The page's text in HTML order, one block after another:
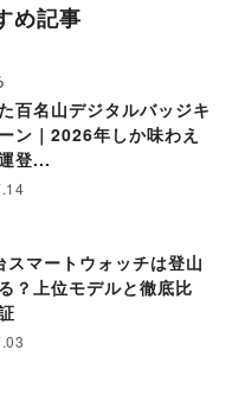
め記事
百名山デジタルバッジキ
ン｜2026年しか味わえ
登...
スマートウォッチは登山
？上位モデルと徹底比